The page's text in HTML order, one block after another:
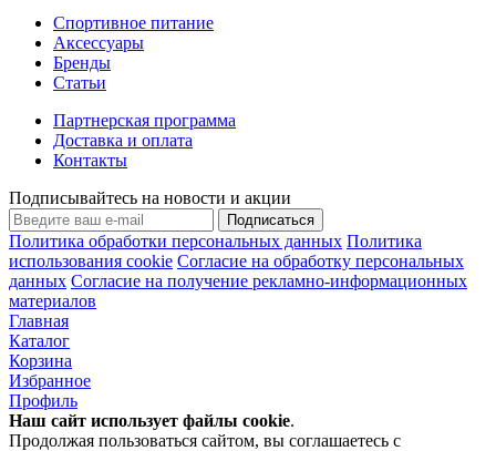
Спортивное питание
Аксессуары
Бренды
Статьи
Партнерская программа
Доставка и оплата
Контакты
Подписывайтесь на новости и акции
Подписаться
Политика обработки персональных данных Политика
использования cookie Согласие на обработку персональных
данных Согласие на получение рекламно-информационных
материалов
Главная
Каталог
Корзина
Избранное
Профиль
Наш сайт использует файлы cookie.
Продолжая пользоваться сайтом, вы соглашаетесь с